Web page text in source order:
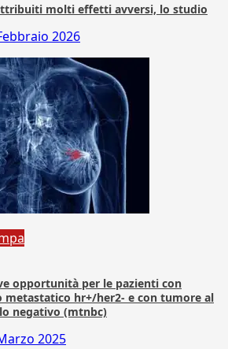
molti effetti avversi, lo studio
2026
opportunità per le pazienti con
metastatico hr+/her2- e con tumore al
negativo (mtnbc)
2025